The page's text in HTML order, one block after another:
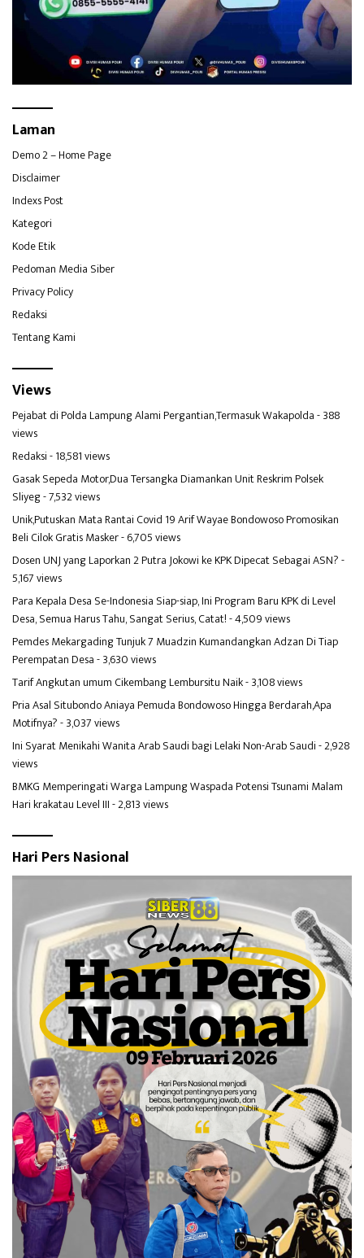
Laman
Demo 2 – Home Page
Disclaimer
Indexs Post
Kategori
Kode Etik
Pedoman Media Siber
Privacy Policy
Redaksi
Tentang Kami
Views
Pejabat di Polda Lampung Alami Pergantian,Termasuk Wakapolda- 388
views
Redaksi- 18,581 views
Gasak Sepeda Motor,Dua Tersangka Diamankan Unit Reskrim Polsek
Sliyeg- 7,532 views
Unik,Putuskan Mata Rantai Covid 19 Arif Wayae Bondowoso Promosikan
Beli Cilok Gratis Masker- 6,705 views
Dosen UNJ yang Laporkan 2 Putra Jokowi ke KPK Dipecat Sebagai ASN?-
5,167 views
Para Kepala Desa Se-Indonesia Siap-siap, Ini Program Baru KPK di Level
Desa, Semua Harus Tahu, Sangat Serius, Catat!- 4,509 views
Pemdes Mekargading Tunjuk 7 Muadzin Kumandangkan Adzan Di Tiap
Perempatan Desa- 3,630 views
Tarif Angkutan umum Cikembang Lembursitu Naik- 3,108 views
Pria Asal Situbondo Aniaya Pemuda Bondowoso Hingga Berdarah,Apa
Motifnya?- 3,037 views
Ini Syarat Menikahi Wanita Arab Saudi bagi Lelaki Non-Arab Saudi- 2,928
views
BMKG Memperingati Warga Lampung Waspada Potensi Tsunami Malam
Hari krakatau Level III- 2,813 views
Hari Pers Nasional